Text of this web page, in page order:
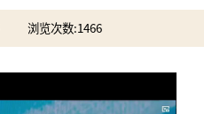
浏览次数:1466